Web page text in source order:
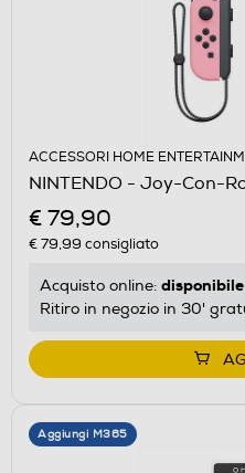
ACCESSORI HOME
NINTENDO - Joy-Con-
€ 79,90
€ 79,99 consigliato
Acquisto online: disponibile
Ritiro in negozio in 30'
Aggiungi M365